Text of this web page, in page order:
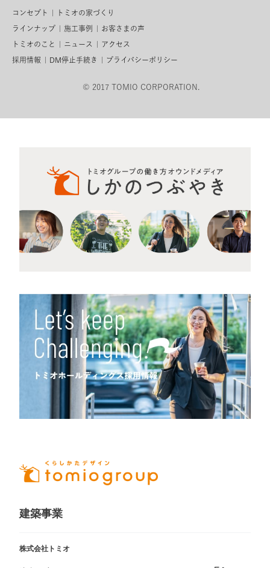
コンセプト トミオの家づくり
ラインナップ 施工事例 お客さまの声
トミオのこと ニュース アクセス
採用情報 DM停止手続き プライバシーポリシー
© 2017 TOMIO CORPORATION.
建築事業
株式会社トミオ